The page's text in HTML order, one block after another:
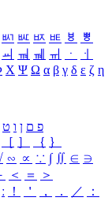
ㅴ ㅵ ㅶ ㅷ ㅸ
ㅹ
ㆉ ㆊ ㆋ ㆌ ㆍ
ㆎ
Χ Ψ Ω α β γ δ ε ζ η
פ ם ן ו ט
［ ］ ｛ ｝
∽ ∝ ∵ ∫ ∬ ∈ ∋
＜ ＝
＞
ː ！ ＇ ， ． ／
：